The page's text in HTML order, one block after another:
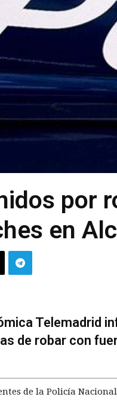
por
en
Telemadrid
de robar con
de la Policía